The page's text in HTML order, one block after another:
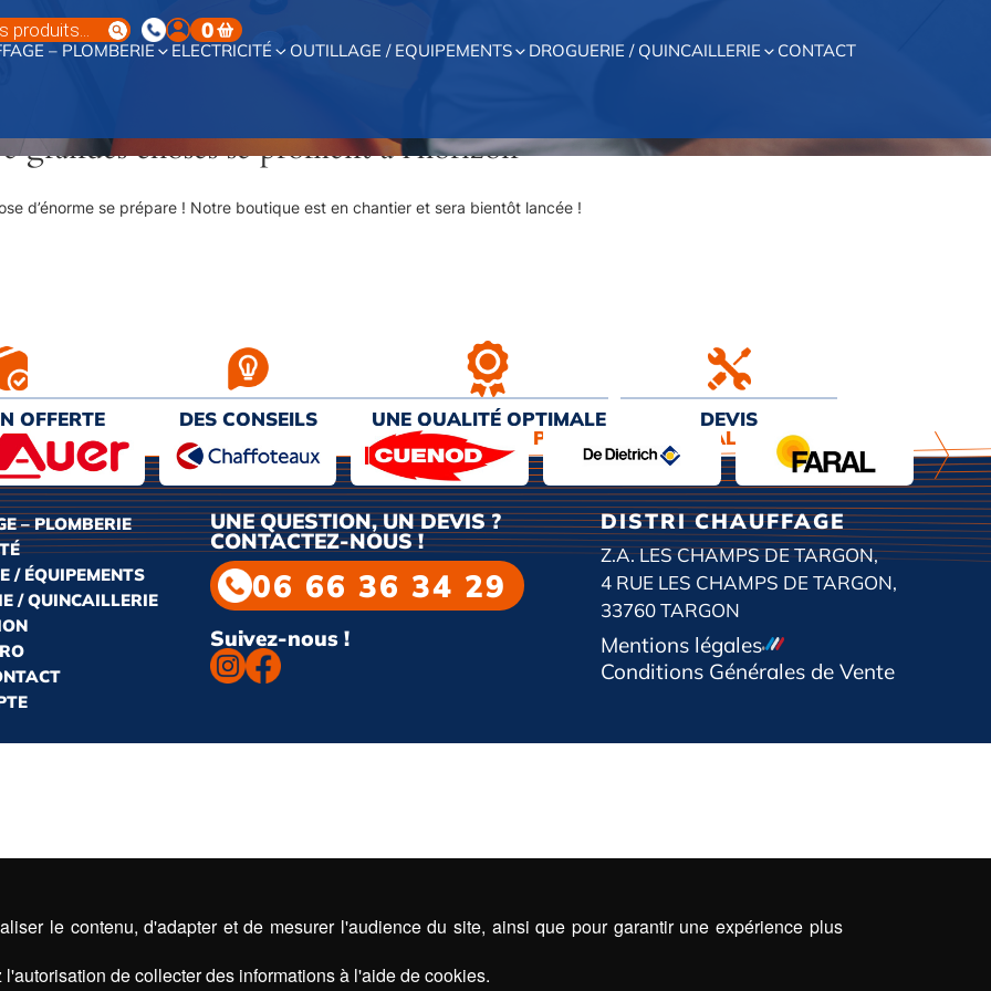
0
– PLOMBERIE ELECTRICITÉ OUTILLAGE / EQUIPEMENTS DROGUERIE / QUINCAILLERIE CONTACT
grandes choses se profilent à l’horizon
d’énorme se prépare ! Notre boutique est en chantier et sera bientôt lancée !
OFFERTE
D’ACHAT
DES CONSEILS
PERSONNALISÉS
UNE QUALITÉ OPTIMALE
AU MEILLEUR PRIX
DEVIS
& INSTALLATION
– PLOMBERIE
/ ÉQUIPEMENTS
/ QUINCAILLERIE
UNE QUESTION, UN DEVIS ?
CONTACTEZ-NOUS !
06 66 36 34 29
Suivez-nous !
DISTRI CHAUFFAGE
Z.A. LES CHAMPS DE TARGON,
4 RUE LES CHAMPS DE TARGON,
33760 TARGON
Mentions légales
Conditions Générales de Vente
le contenu, d'adapter et de mesurer l'audience du site, ainsi que pour garantir une expérience plus
de collecter des informations à l'aide de cookies.